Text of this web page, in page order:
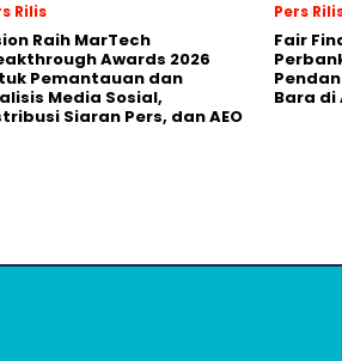
Rilis
Raih MarTech
Awards 2026
Pemantauan dan
Media Sosial,
Siaran Pers, dan AEO
Pers
Fair
Bara di